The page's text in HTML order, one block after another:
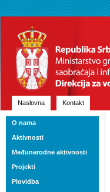
Naslovna Kontakt
O nama
Aktivnosti
Međunarodne aktivnosti
Projekti
Plovidba